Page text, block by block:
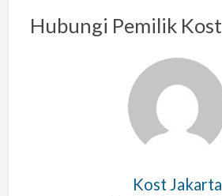
s
Hubungi Pemilik Kost
Kost Jakarta